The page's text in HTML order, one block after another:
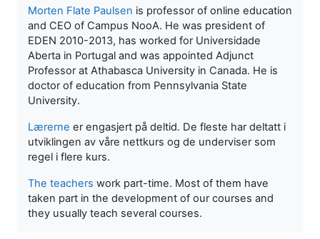
Morten Flate Paulsen is professor of online education
and CEO of Campus NooA. He was president of
EDEN 2010-2013, has worked for Universidade
Aberta in Portugal and was appointed Adjunct
Professor at Athabasca University in Canada. He is
doctor of education from Pennsylvania State
University.
Lærerne er engasjert på deltid. De fleste har deltatt i
utviklingen av våre nettkurs og de underviser som
regel i flere kurs.
The teachers work part-time. Most of them have
taken part in the development of our courses and
they usually teach several courses.